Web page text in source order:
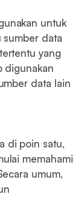
untuk
sumber data
yang
digunakan
data lain
di poin satu,
memahami
umum,